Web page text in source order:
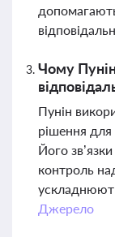
Чому
Пунін
рішення
Його
контроль
Джерело